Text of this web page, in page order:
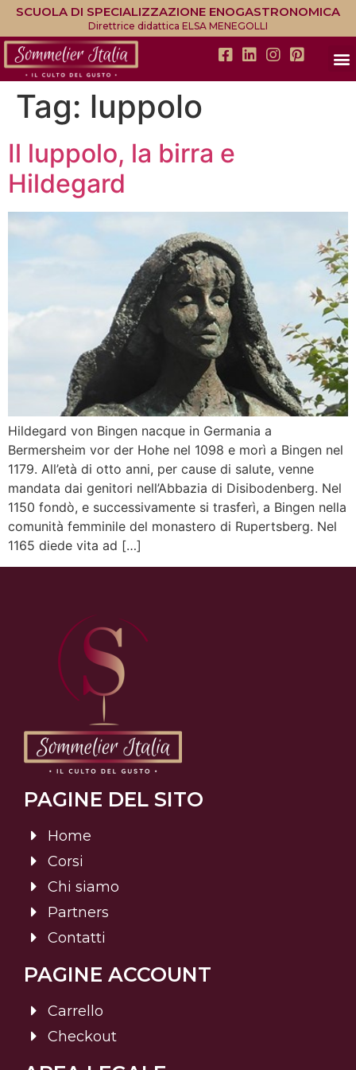
SCUOLA DI SPECIALIZZAZIONE ENOGASTRONOMICA
Direttrice didattica ELSA MENEGOLLI
Tag: luppolo
Il luppolo, la birra e
Hildegard
Hildegard von Bingen nacque in Germania a
Bermersheim vor der Hohe nel 1098 e morì a Bingen nel
1179. All’età di otto anni, per cause di salute, venne
mandata dai genitori nell’Abbazia di Disibodenberg. Nel
1150 fondò, e successivamente si trasferì, a Bingen nella
comunità femminile del monastero di Rupertsberg. Nel
1165 diede vita ad […]
PAGINE DEL SITO
Home
Corsi
Chi siamo
Partners
Contatti
PAGINE ACCOUNT
Carrello
Checkout